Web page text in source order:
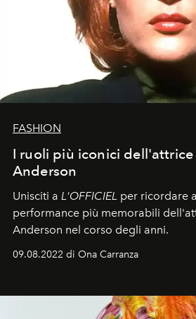
FASHION
I ruoli più iconici dell'attrice
Anderson
Unisciti a L'OFFICIEL per ricordare
performance più memorabili
Anderson nel corso degli anni.
09.08.2022 di Ona Carranza